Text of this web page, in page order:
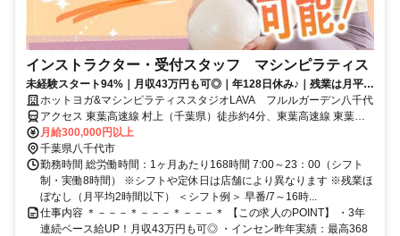
インストラクター・受付スタッフ マシンピラティス
未経験スタート94%｜月収43万円も可◎｜年128日休み♪｜残業は月平均
2時間以下
ホットヨガ&マシンピラティススタジオLAVA フルルガーデン八千代
アクセス 東葉高速線 村上（千葉県）徒歩約4分、東葉高速線 東葉勝
田台栄町駐輪場口徒歩約14分、京成本線 勝田台T1口徒歩約15分 村上
駅改札徒歩5分 ※自動車通勤可（規定あり）※従業員用駐車場あり
月給300,000円以上
千葉県八千代市
勤務時間 総労働時間：1ヶ月あたり168時間 7:00～23：00（シフト
制・実働8時間） ※シフトや定休日は店舗により異なります ※残業ほ
ぼなし（月平均2時間以下） ＜シフト例＞ 早番/7～16時...
仕事内容 ＊－－－＊－－－＊－－－＊ 【この求人のPOINT】 ・3年
連続ベース給UP！月収43万円も可◎ ・インセン昨年実績：最高368